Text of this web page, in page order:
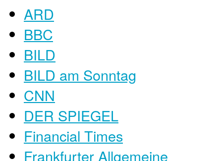
ARD
BBC
BILD
BILD am Sonntag
CNN
DER SPIEGEL
Financial Times
Frankfurter Allgemeine